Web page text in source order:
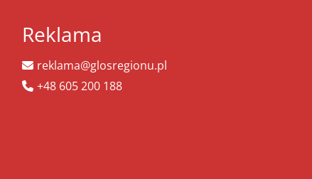
Reklama
reklama@glosregionu.pl
+48 605 200 188